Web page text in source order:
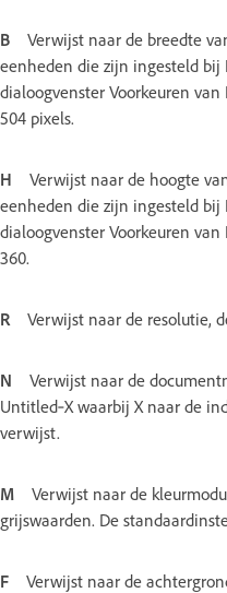
B
Verwijst naar de breedte
eenheden die zijn ingesteld
dialoogvenster Voorkeuren
504 pixels.
H
Verwijst naar de hoogte
eenheden die zijn ingesteld
dialoogvenster Voorkeuren
360.
R Verwijst naar de resolutie,
N
Verwijst naar de
Untitled‑X waarbij X naar de
verwijst.
M
Verwijst naar de
grijswaarden. De
F
Verwijst naar de